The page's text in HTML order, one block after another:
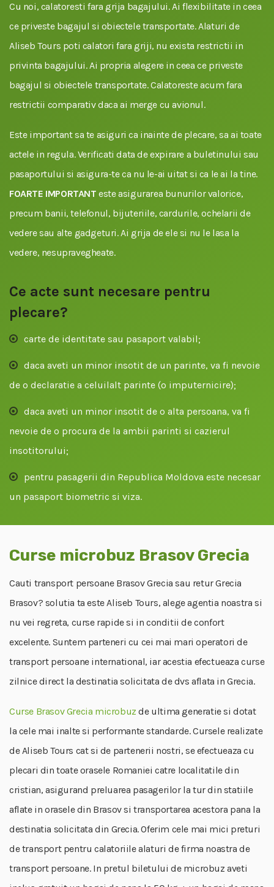
Cu noi, calatoresti fara grija bagajului. Ai flexibilitate in ceea
ce priveste bagajul si obiectele transportate. Alaturi de
Aliseb Tours poti calatori fara griji, nu exista restrictii in
privinta bagajului. Ai propria alegere in ceea ce priveste
bagajul si obiectele transportate. Calatoreste acum fara
restrictii comparativ daca ai merge cu avionul.
Este important sa te asiguri ca inainte de plecare, sa ai toate
actele in regula. Verificati data de expirare a buletinului sau
pasaportului si asigura-te ca nu le-ai uitat si ca le ai la tine.
FOARTE IMPORTANT este asigurarea bunurilor valorice,
precum banii, telefonul, bijuteriile, cardurile, ochelarii de
vedere sau alte gadgeturi. Ai grija de ele si nu le lasa la
vedere, nesupravegheate.
Ce acte sunt necesare pentru
plecare?
carte de identitate sau pasaport valabil;
daca aveti un minor insotit de un parinte, va fi nevoie
de o declaratie a celuilalt parinte (o imputernicire);
daca aveti un minor insotit de o alta persoana, va fi
nevoie de o procura de la ambii parinti si cazierul
insotitorului;
pentru pasagerii din Republica Moldova este necesar
un pasaport biometric si viza.
Curse microbuz Brasov Grecia
Cauti transport persoane Brasov Grecia sau retur Grecia
Brasov? solutia ta este Aliseb Tours, alege agentia noastra si
nu vei regreta, curse rapide si in conditii de confort
excelente. Suntem parteneri cu cei mai mari operatori de
transport persoane international, iar acestia efectueaza curse
zilnice direct la destinatia solicitata de dvs aflata in Grecia.
Curse Brasov Grecia microbuz de ultima generatie si dotat
la cele mai inalte si performante standarde. Cursele realizate
de Aliseb Tours cat si de partenerii nostri, se efectueaza cu
plecari din toate orasele Romaniei catre localitatile din
cristian, asigurand preluarea pasagerilor la tur din statiile
aflate in orasele din Brasov si transportarea acestora pana la
destinatia solicitata din Grecia. Oferim cele mai mici preturi
de transport pentru calatoriile alaturi de firma noastra de
transport persoane. In pretul biletului de microbuz aveti